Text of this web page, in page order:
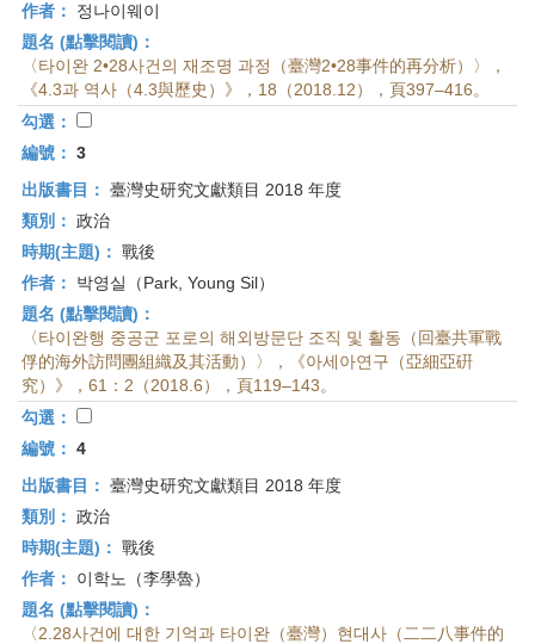
作者：
정나이웨이
題名 (點擊閱讀)：
〈타이완 2•28사건의 재조명 과정（臺灣2•28事件的再分析）〉，
《4.3과 역사（4.3與歷史）》，18（2018.12），頁397–416。
勾選：
編號： 3
出版書目： 臺灣史研究文獻類目 2018 年度
類別： 政治
時期(主題)： 戰後
作者：
박영실（Park, Young Sil）
題名 (點擊閱讀)：
〈타이완행 중공군 포로의 해외방문단 조직 및 활동（回臺共軍戰
俘的海外訪問團組織及其活動）〉，《아세아연구（亞細亞硏
究）》，61：2（2018.6），頁119–143。
勾選：
編號： 4
出版書目： 臺灣史研究文獻類目 2018 年度
類別： 政治
時期(主題)： 戰後
作者：
이학노（李學魯）
題名 (點擊閱讀)：
〈2.28사건에 대한 기억과 타이완（臺灣）현대사（二二八事件的